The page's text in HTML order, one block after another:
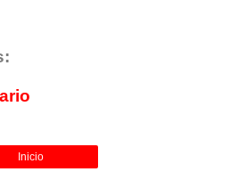
Inicio